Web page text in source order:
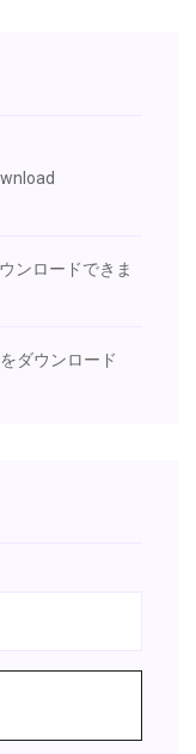
ンロードできま
ダウンロード